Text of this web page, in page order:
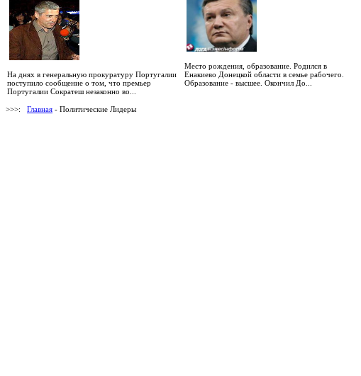
На днях в генеральную прокуратуру Португалии
поступило сообщение о том, что премьер
Португалии Сократеш незаконно во...
Место рождения, образование. Родился в
Енакиево Донецкой области в семье рабочего.
Образование - высшее. Окончил До...
>>>: Главная - Политические Лидеры